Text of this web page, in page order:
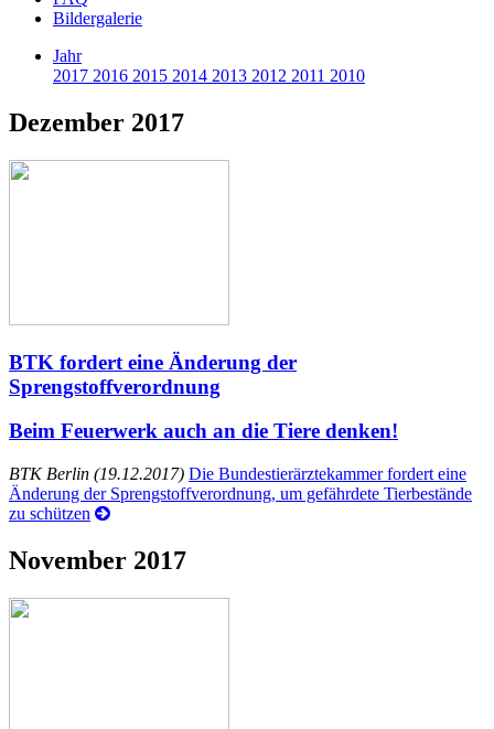
Bildergalerie
Jahr
2017 2016 2015 2014 2013 2012 2011 2010
Dezember 2017
BTK fordert eine Änderung der
Sprengstoffverordnung
Beim Feuerwerk auch an die Tiere denken!
BTK Berlin (19.12.2017) Die Bundestierärztekammer fordert eine
Änderung der Sprengstoffverordnung, um gefährdete Tierbestände
zu schützen
November 2017